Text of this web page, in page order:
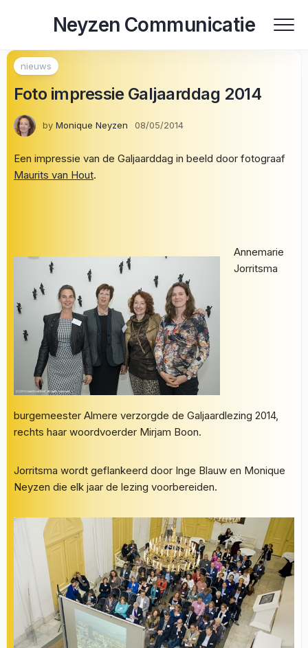
Neyzen Communicatie
nieuws
Foto impressie Galjaarddag 2014
by Monique Neyzen 08/05/2014
Een impressie van de Galjaarddag in beeld door fotograaf
Maurits van Hout.
Annemarie
Jorritsma
burgemeester Almere verzorgde de Galjaardlezing 2014,
rechts haar woordvoerder Mirjam Boon.
Jorritsma wordt geflankeerd door Inge Blauw en Monique
Neyzen die elk jaar de lezing voorbereiden.